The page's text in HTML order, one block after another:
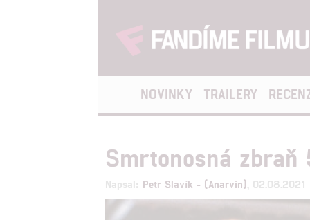
NOVINKY TRAILERY
Smrtonosná
Napsal: Petr Slavík - (Anarvin) , 02.08.2021